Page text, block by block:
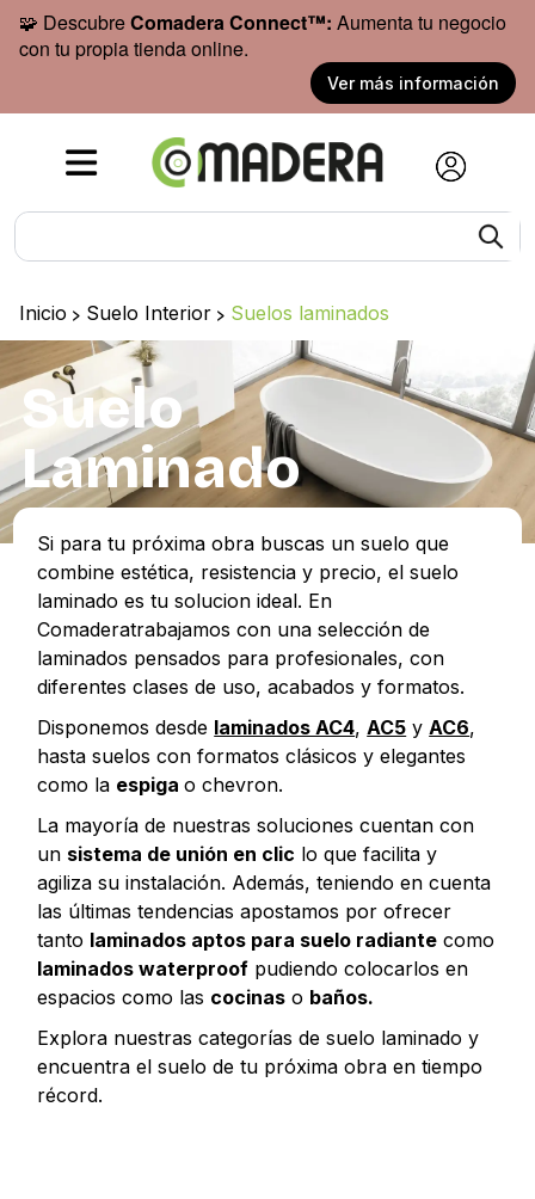
🧩 DescubreComadera Connect™: Aumenta tu negocio
con tu propia tienda online.
Ver más información
Inicio > Suelo Interior > Suelos laminados
Suelo
Laminado
Si para tu próxima obra buscas un suelo que
combine estética, resistencia y precio, el suelo
laminado es tu solucion ideal. En
Comaderatrabajamos con una selección de
laminados pensados para profesionales, con
diferentes clases de uso, acabados y formatos.
Disponemos desde laminados AC4,AC5 yAC6,
hasta suelos con formatos clásicos y elegantes
como la espiga o chevron.
La mayoría de nuestras soluciones cuentan con
un sistema de unión en clic lo que facilita y
agiliza su instalación. Además, teniendo en cuenta
las últimas tendencias apostamos por ofrecer
tanto laminados aptos para suelo radiante como
laminados waterproof pudiendo colocarlos en
espacios como las cocinas o baños.
Explora nuestras categorías de suelo laminado y
encuentra el suelo de tu próxima obra en tiempo
récord.